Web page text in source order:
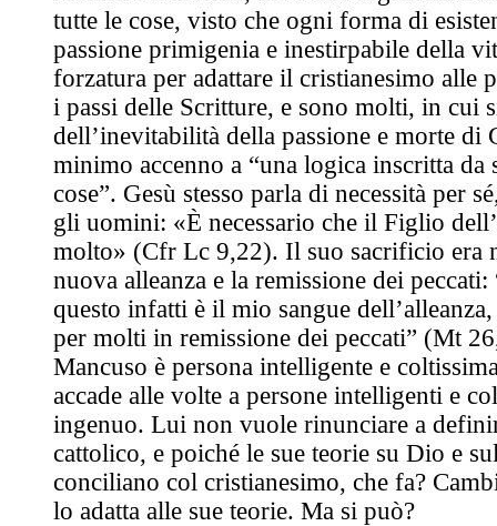
tutte le cose, visto che ogni forma di
passione primigenia e inestirpabile della
forzatura per adattare il cristianesimo alle
i passi delle Scritture, e sono molti, in cui
dell’inevitabilità della passione e morte di
minimo accenno a “una logica inscritta da
cose”. Gesù stesso parla di necessità per
gli uomini: «È necessario che il Figlio
molto» (Cfr Lc 9,22). Il suo sacrificio era
nuova alleanza e la remissione dei
questo infatti è il mio sangue
per molti in remissione dei peccati” (Mt
Mancuso è persona intelligente e
accade alle volte a persone intelligenti e
ingenuo. Lui non vuole rinunciare a
cattolico, e poiché le sue teorie su Dio e
conciliano col cristianesimo, che fa?
lo adatta alle sue teorie. Ma si può?